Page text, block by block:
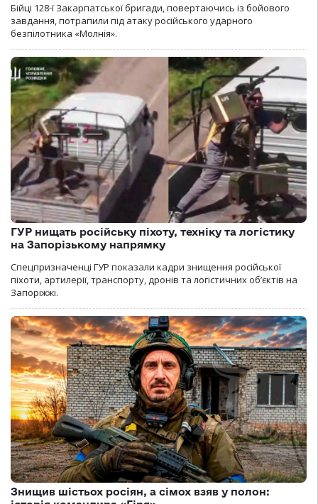
Бійці 128-ї Закарпатської бригади, повертаючись із бойового
завдання, потрапили під атаку російського ударного
безпілотника «Молнія».
ГУР нищать російську піхоту, техніку та логістику
на Запорізькому напрямку
Спецпризначенці ГУР показали кадри знищення російської
піхоти, артилерії, транспорту, дронів та логістичних об’єктів на
Запоріжжі.
Знищив шістьох росіян, а сімох взяв у полон: